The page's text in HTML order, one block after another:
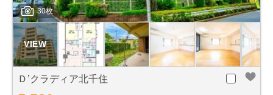
30枚
Ｄ’クラディア北千住